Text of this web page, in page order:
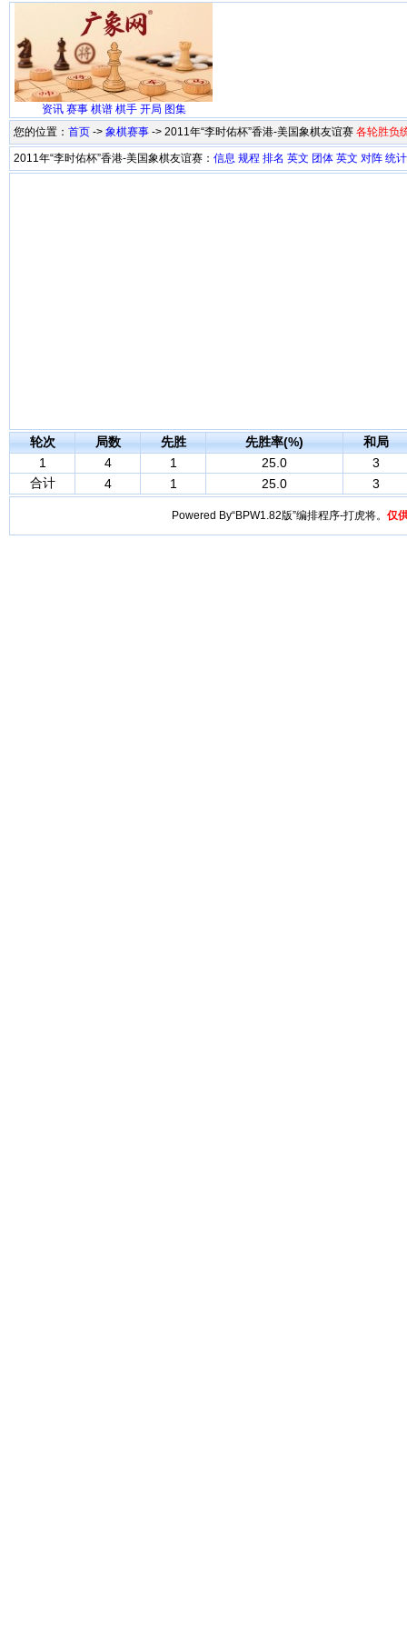
资讯 赛事 棋谱 棋手 开局 图集
您的位置： 首页 -> 象棋赛事 -> 2011年“李时佑杯”香港-美国象棋友谊赛 各轮胜负
2011年“李时佑杯”香港-美国象棋友谊赛： 信息 规程 排名 英文 团体 英文 对阵 统计
轮次 局数 先胜 先胜率(%)
和局
1
4 1 25.0
3
合计
4 1 25.0 3
Powered By“BPW1.82版”编排程序-打虎将。 仅